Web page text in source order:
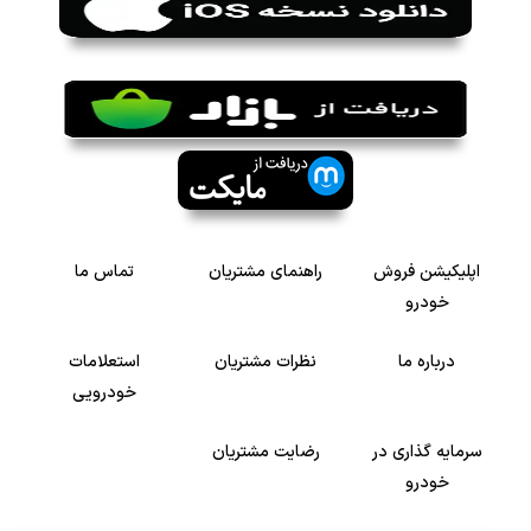
اپلیکیشن فروش
خودرو
راهنمای مشتریان تماس ما
درباره ما نظرات مشتریان
استعلامات
خودرویی
سرمایه گذاری در
خودرو
رضایت مشتریان